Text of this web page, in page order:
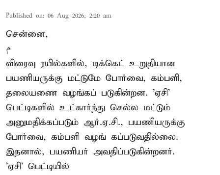
Published on: 06 Aug 2026, 2:20 am
சென்னை,
م
விரைவு ரயில்களில், டிக்கெட் உறுதியான
பயணியருக்கு மட்டுமே போர்வை, கம்பளி,
தலையணை வழங்கப் படுகின்றன. 'ஏசி'
பெட்டிகளில் உட்கார்ந்து செல்ல மட்டும்
அனுமதிக்கப்படும் ஆர்.ஏ.சி., பயணியருக்கு
போர்வை, கம்பளி வழங் கப்படுவதில்லை.
இதனால், பயணியர் அவதிப்படுகின்றனர்.
'ஏசி' பெட்டியில்